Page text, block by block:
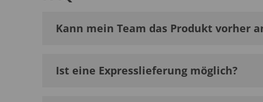
Kann mein Team das Produkt vorher
Ist eine Expresslieferung möglich?